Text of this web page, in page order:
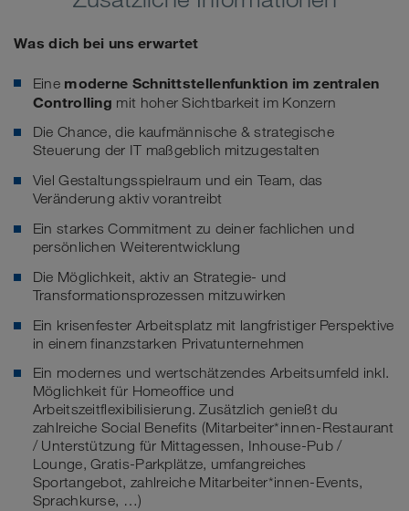
Was dich bei uns erwartet
Eine moderne Schnittstellenfunktion im zentralen
Controlling mit hoher Sichtbarkeit im Konzern
Die Chance, die kaufmännische & strategische
Steuerung der IT maßgeblich mitzugestalten
Viel Gestaltungsspielraum und ein Team, das
Veränderung aktiv vorantreibt
Ein starkes Commitment zu deiner fachlichen und
persönlichen Weiterentwicklung
Die Möglichkeit, aktiv an Strategie- und
Transformationsprozessen mitzuwirken
Ein krisenfester Arbeitsplatz mit langfristiger Perspektive
in einem finanzstarken Privatunternehmen
Ein modernes und wertschätzendes Arbeitsumfeld inkl.
Möglichkeit für Homeoffice und
Arbeitszeitflexibilisierung. Zusätzlich genießt du
zahlreiche Social Benefits (Mitarbeiter*innen-Restaurant
/ Unterstützung für Mittagessen, Inhouse-Pub /
Lounge, Gratis-Parkplätze, umfangreiches
Sportangebot, zahlreiche Mitarbeiter*innen-Events,
Sprachkurse, …)